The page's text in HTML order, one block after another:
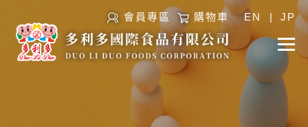
會員專區 購物車 EN JP